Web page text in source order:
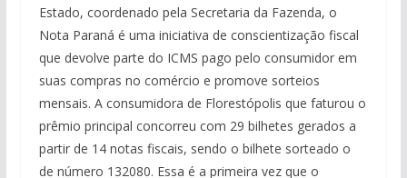
Estado, coordenado pela Secretaria da Fazenda, o
Nota Paraná é uma iniciativa de conscientização fiscal
que devolve parte do ICMS pago pelo consumidor em
suas compras no comércio e promove sorteios
mensais. A consumidora de Florestópolis que faturou o
prêmio principal concorreu com 29 bilhetes gerados a
partir de 14 notas fiscais, sendo o bilhete sorteado o
de número 132080. Essa é a primeira vez que o